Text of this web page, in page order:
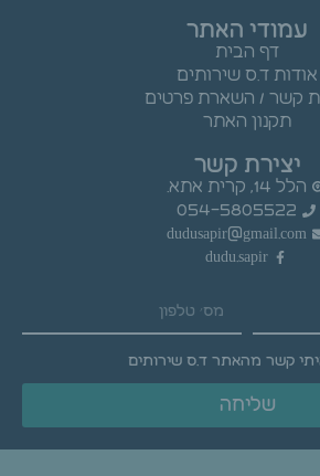
עמודי האתר
דף הבית
אודות ד.ס שירותים
קשר / השארת פרטים
תקנון האתר
יצירת קשר
הלל 14, קרית אתא.
054-5805522
dudusapir@gmail.com
dudu.sapir
קשר מהאתר ד.ס שירותים
שליחה